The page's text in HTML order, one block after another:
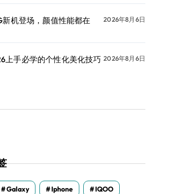
新机登场，颜值性能都在
2026年8月6日
上手必学的个性化美化技巧 2026年8月6日
Galaxy Iphone IQOO